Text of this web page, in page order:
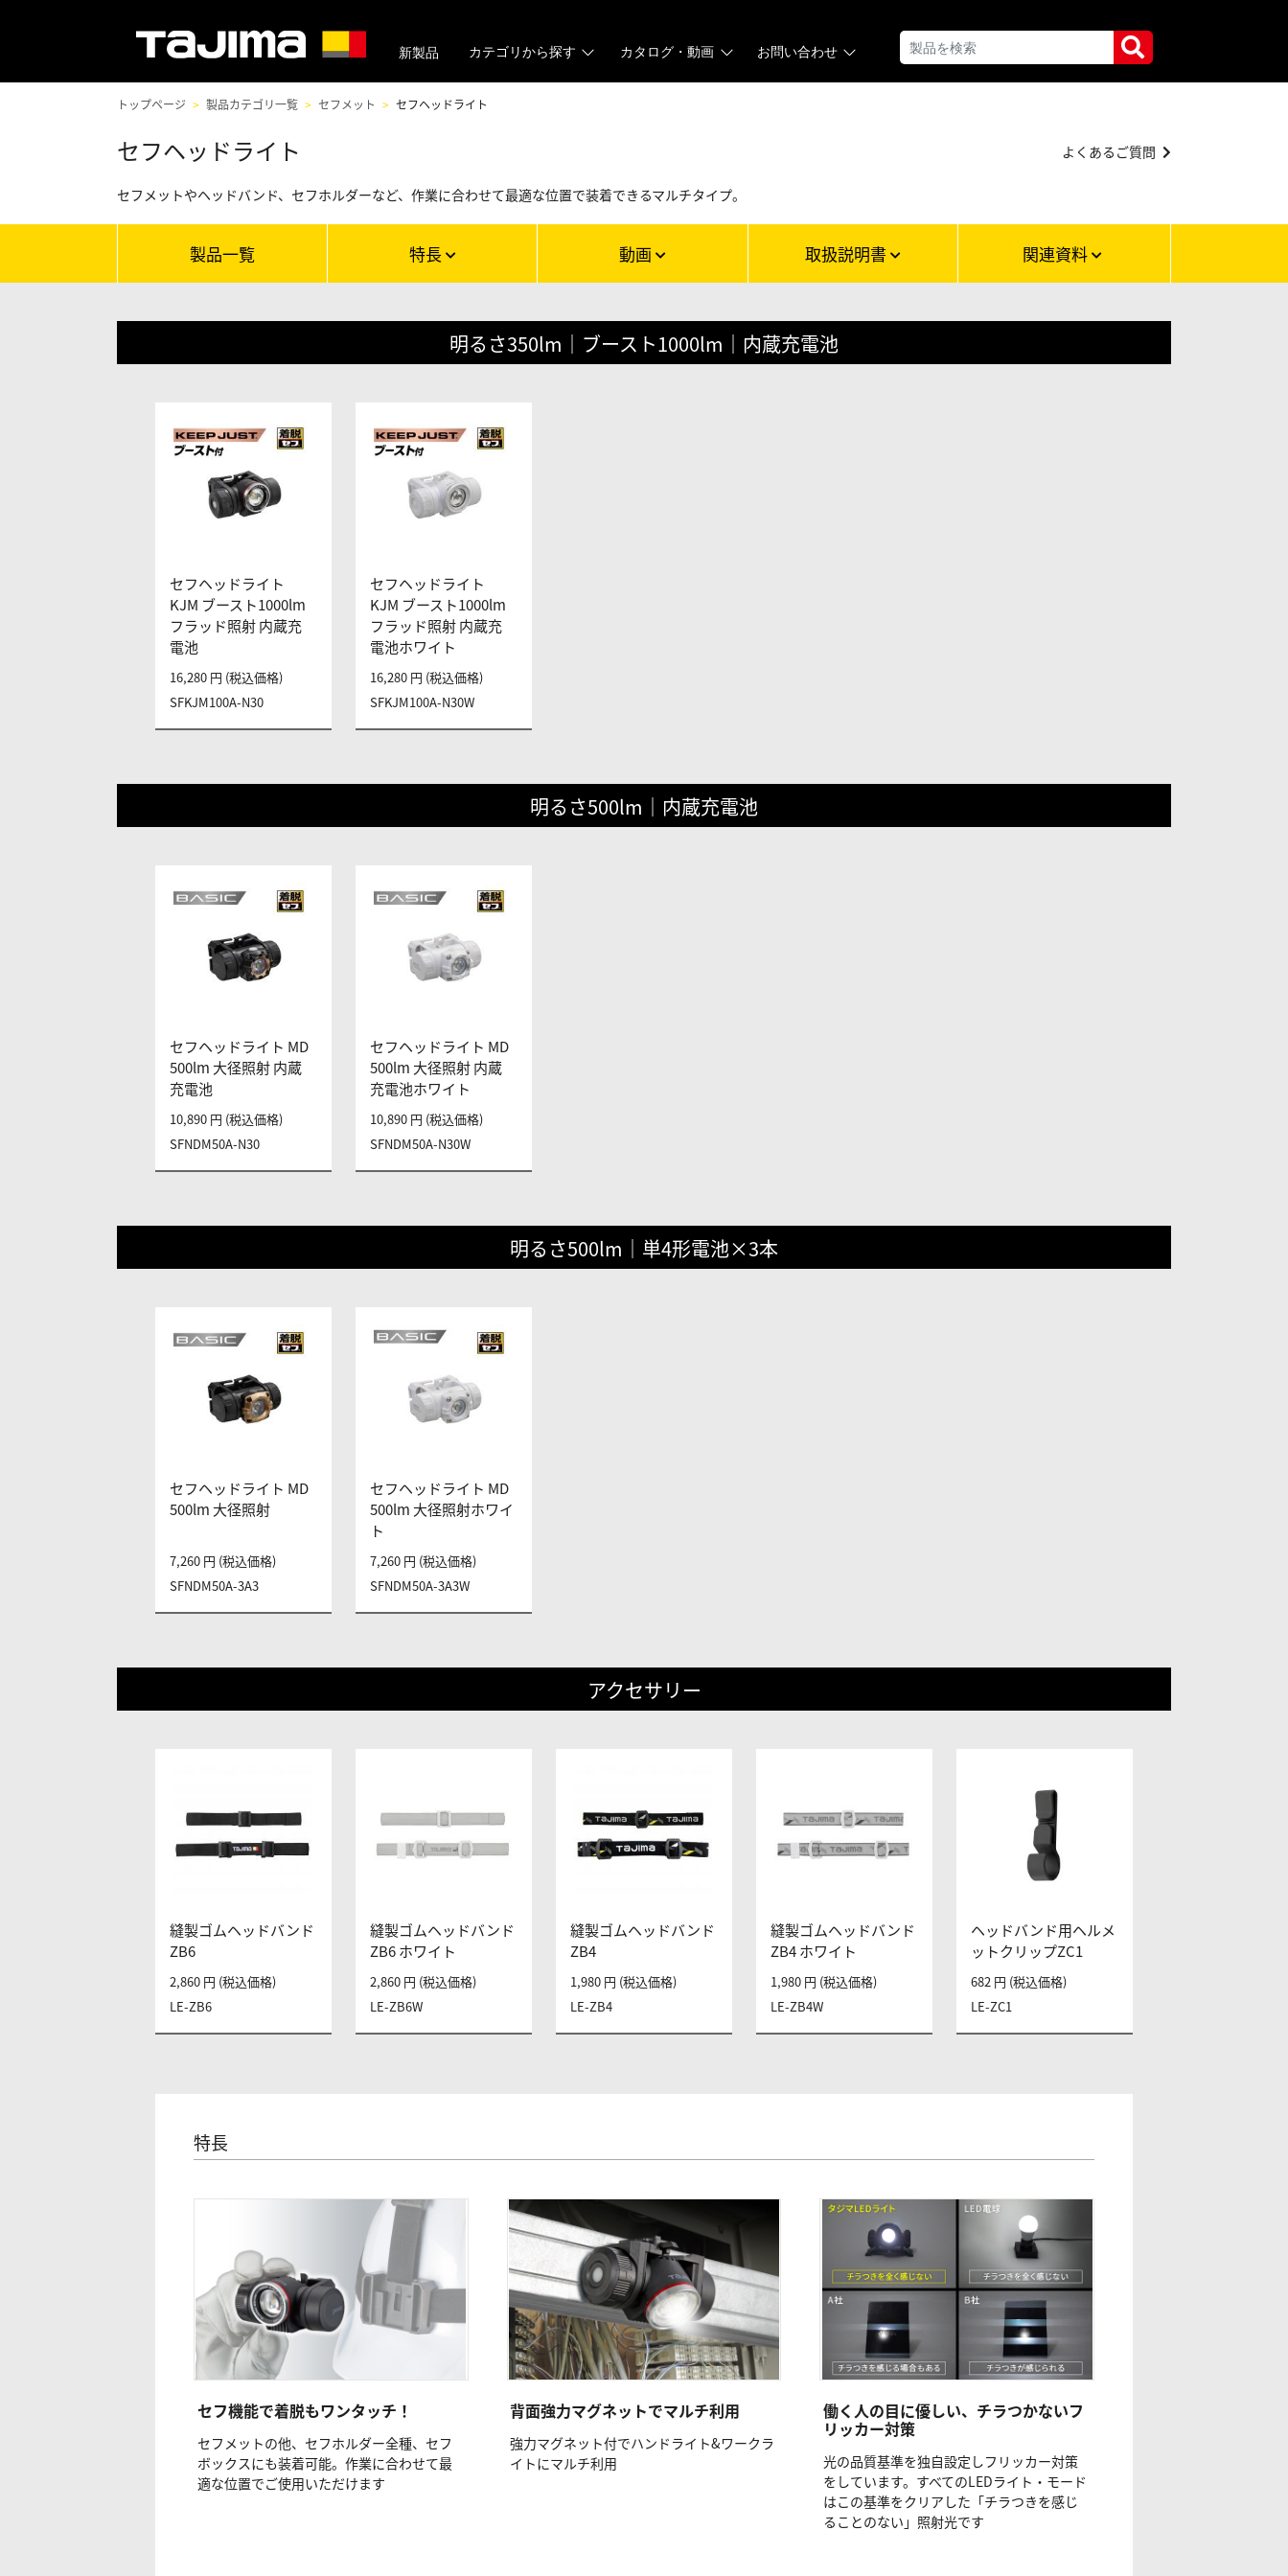
新製品 カテゴリから探す カタログ・動画 お問い合わせ
トップページ 製品カテゴリ一覧 セフメット セフヘッドライト
セフヘッドライト よくあるご質問
セフメットやヘッドバンド、セフホルダーなど、作業に合わせて最適な位置で装着できるマルチタイプ。
製品一覧 特長 動画 取扱説明書 関連資料
明るさ350lm｜ブースト1000lm｜内蔵充電池
セフヘッドライト
KJM ブースト1000lm
フラッド照射 内蔵充
電池
SFKJM100A-N30
16,280 円 (税込価格)
セフヘッドライト
KJM ブースト1000lm
フラッド照射 内蔵充
電池ホワイト
SFKJM100A-N30W
16,280 円 (税込価格)
明るさ500lm｜内蔵充電池
セフヘッドライト MD
500lm 大径照射 内蔵
充電池
SFNDM50A-N30
10,890 円 (税込価格)
セフヘッドライト MD
500lm 大径照射 内蔵
充電池ホワイト
SFNDM50A-N30W
10,890 円 (税込価格)
明るさ500lm｜単4形電池×3本
セフヘッドライト MD
500lm 大径照射
SFNDM50A-3A3
7,260 円 (税込価格)
セフヘッドライト MD
500lm 大径照射ホワイ
ト
SFNDM50A-3A3W
7,260 円 (税込価格)
アクセサリー
縫製ゴムヘッドバンド
ZB6
LE-ZB6
2,860 円 (税込価格)
縫製ゴムヘッドバンド
ZB6 ホワイト
LE-ZB6W
2,860 円 (税込価格)
縫製ゴムヘッドバンド
ZB4
LE-ZB4
1,980 円 (税込価格)
縫製ゴムヘッドバンド
ZB4 ホワイト
LE-ZB4W
1,980 円 (税込価格)
ヘッドバンド用ヘルメ
ットクリップZC1
LE-ZC1
682 円 (税込価格)
特長
セフ機能で着脱もワンタッチ！
セフメットの他、セフホルダー全種、セフ
ボックスにも装着可能。作業に合わせて最
適な位置でご使用いただけます
背面強力マグネットでマルチ利用
強力マグネット付でハンドライト&ワークラ
イトにマルチ利用
働く人の目に優しい、チラつかないフ
リッカー対策
光の品質基準を独自設定しフリッカー対策
をしています。すべてのLEDライト・モード
はこの基準をクリアした「チラつきを感じ
ることのない」照射光です